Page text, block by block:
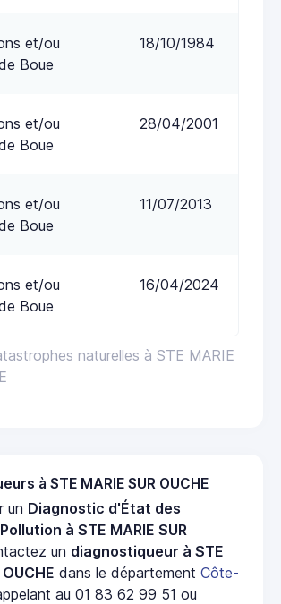
naturelles à STE MARIE
et/ou
Boue
18/10/1984
et/ou
Boue
28/04/2001
et/ou
Boue
11/07/2013
et/ou
Boue
16/04/2024
à STE MARIE SUR OUCHE
un Diagnostic d'État des
à STE MARIE SUR
un diagnostiqueur à STE
dans le département Côte-
au 01 83 62 99 51 ou